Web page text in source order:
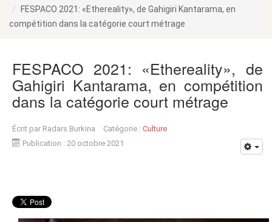
FESPACO 2021: «Ethereality», de Gahigiri Kantarama, en
compétition dans la catégorie court métrage
FESPACO 2021: «Ethereality», de
Gahigiri Kantarama, en compétition
dans la catégorie court métrage
Écrit par Radars Burkina Catégorie : Culture
Publication : 20 octobre 2021